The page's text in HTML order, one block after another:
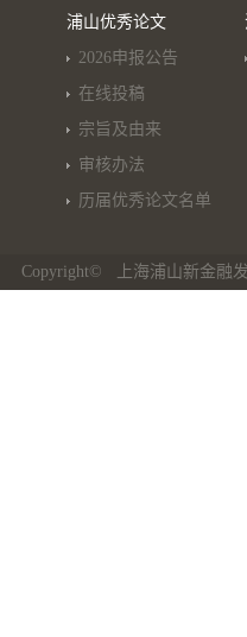
浦山优秀论文
2026申报公告
在线投稿
宗旨及由来
审核办法
历届优秀论文名单
Copyright© 上海浦山新金融